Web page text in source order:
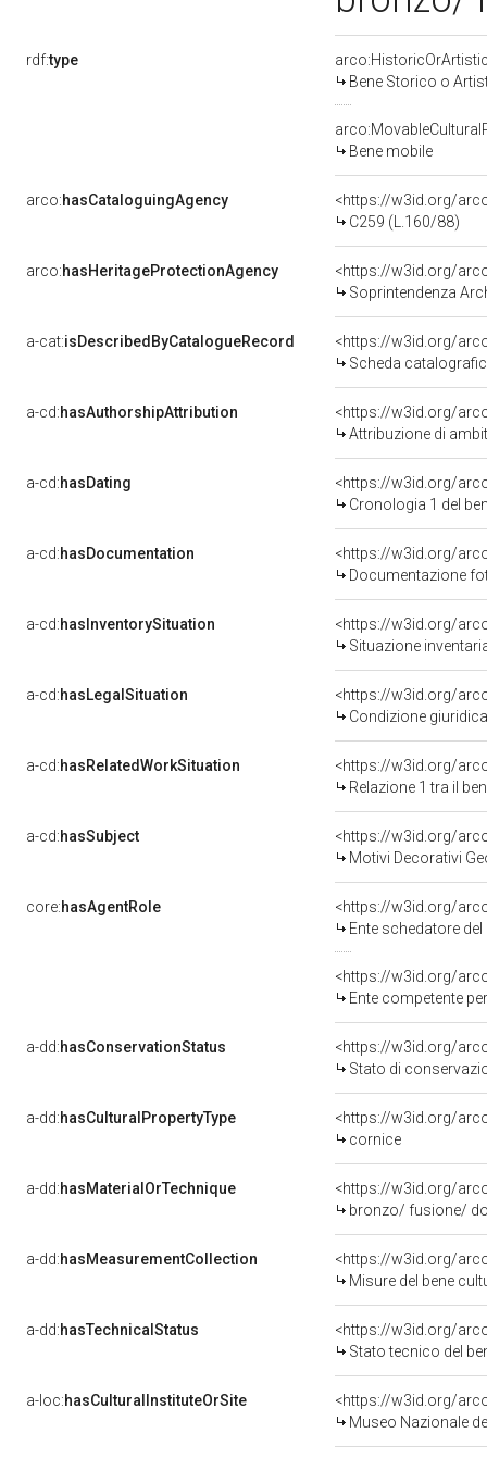
rdf:type
Bene Storico o
Bene mobile
arco:hasCataloguingAgency
<https://w3id.org/
C259 (L.160/88)
arco:hasHeritageProtectionAgency
<https://w3id.org/
Soprintendenza
a-cat:isDescribedByCatalogueRecord
<https://w3id.org/
Scheda
a-cd:hasAuthorshipAttribution
<https://w3id.org/
Attribuzione di
a-cd:hasDating
<https://w3id.org/
Cronologia 1 del
a-cd:hasDocumentation
Documentazione
a-cd:hasInventorySituation
<https://w3id.org/
Situazione
a-cd:hasLegalSituation
Condizione
a-cd:hasRelatedWorkSituation
<https://w3id.org/
Relazione 1 tra il
a-cd:hasSubject
<https://w3id.org/
Motivi Decorativi
core:hasAgentRole
<https://w3id.org/
Ente schedatore
<https://w3id.org/
Ente competente per
a-dd:hasConservationStatus
<https://w3id.org/
Stato di
a-dd:hasCulturalPropertyType
<https://w3id.org/
cornice
a-dd:hasMaterialOrTechnique
<https://w3id.org/
bronzo/ fusione/
a-dd:hasMeasurementCollection
<https://w3id.org/
Misure del bene
a-dd:hasTechnicalStatus
<https://w3id.org/
Stato tecnico del
a-loc:hasCulturalInstituteOrSite
<https://w3id.org/
Museo Nazionale